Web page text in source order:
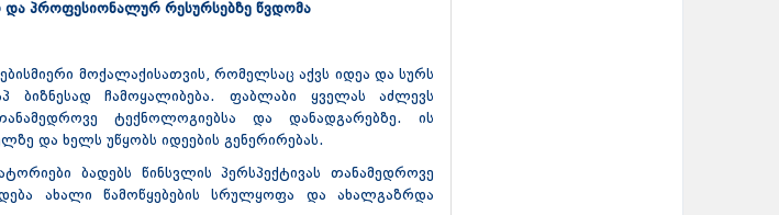
პროფესიონალურ რესურსებზე წვდომა
მოქალაქისათვის, რომელსაც აქვს იდეა და სურს
ბიზნესად ჩამოყალიბება. ფაბლაბი ყველას აძლევს
ტექნოლოგიებსა და დანადგარებზე. ის
და ხელს უწყობს იდეების გენერირებას.
ბადებს წინსვლის პერსპექტივას თანამედროვე
ახალი წამოწყებების სრულყოფა და ახალგაზრდა